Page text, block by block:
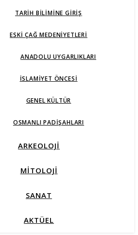
TARIH BILIMINE GIRIŞ
ESKI ÇAĞ MEDENIYETLERI
ANADOLU UYGARLIKLARI
İSLAMIYET ÖNCESI
GENEL KÜLTÜR
OSMANLI PADIŞAHLARI
ARKEOLOJİ
MİTOLOJİ
SANAT
AKTÜEL